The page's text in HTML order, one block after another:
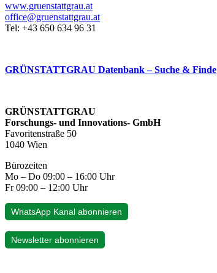
www.gruenstattgrau.at
office@gruenstattgrau.at
Tel: +43 650 634 96 31
GRÜNSTATTGRAU Datenbank – Suche & Finde
GRÜNSTATTGRAU
Forschungs- und Innovations- GmbH
Favoritenstraße 50
1040 Wien
Bürozeiten
Mo – Do 09:00 – 16:00 Uhr
Fr 09:00 – 12:00 Uhr
WhatsApp Kanal abonnieren
Newsletter abonnieren